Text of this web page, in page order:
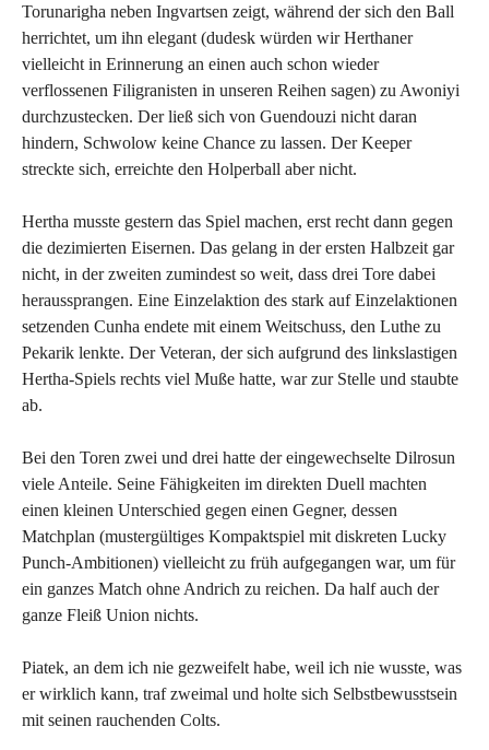
Torunarigha neben Ingvartsen zeigt, während der sich den Ball
herrichtet, um ihn elegant (dudesk würden wir Herthaner
vielleicht in Erinnerung an einen auch schon wieder
verflossenen Filigranisten in unseren Reihen sagen) zu Awoniyi
durchzustecken. Der ließ sich von Guendouzi nicht daran
hindern, Schwolow keine Chance zu lassen. Der Keeper
streckte sich, erreichte den Holperball aber nicht.
Hertha musste gestern das Spiel machen, erst recht dann gegen
die dezimierten Eisernen. Das gelang in der ersten Halbzeit gar
nicht, in der zweiten zumindest so weit, dass drei Tore dabei
heraussprangen. Eine Einzelaktion des stark auf Einzelaktionen
setzenden Cunha endete mit einem Weitschuss, den Luthe zu
Pekarik lenkte. Der Veteran, der sich aufgrund des linkslastigen
Hertha-Spiels rechts viel Muße hatte, war zur Stelle und staubte
ab.
Bei den Toren zwei und drei hatte der eingewechselte Dilrosun
viele Anteile. Seine Fähigkeiten im direkten Duell machten
einen kleinen Unterschied gegen einen Gegner, dessen
Matchplan (mustergültiges Kompaktspiel mit diskreten Lucky
Punch-Ambitionen) vielleicht zu früh aufgegangen war, um für
ein ganzes Match ohne Andrich zu reichen. Da half auch der
ganze Fleiß Union nichts.
Piatek, an dem ich nie gezweifelt habe, weil ich nie wusste, was
er wirklich kann, traf zweimal und holte sich Selbstbewusstsein
mit seinen rauchenden Colts.